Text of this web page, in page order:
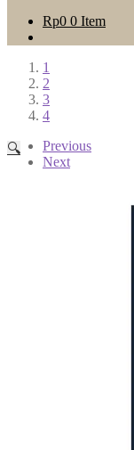
Rp0 0 Item
1
2
3
4
Previous
Next
🔍